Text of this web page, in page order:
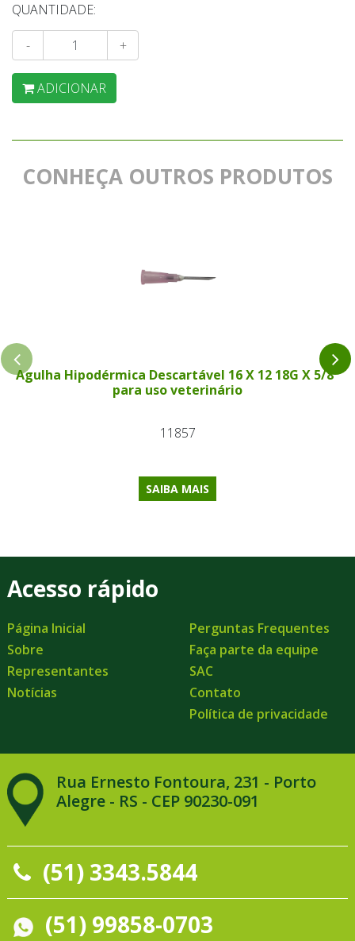
QUANTIDADE:
- +
ADICIONAR
CONHEÇA OUTROS PRODUTOS
Agulha Hipodérmica Descartável 16 X 12 18G X 5/8"
para uso veterinário
11857
SAIBA MAIS
Acesso rápido
Página Inicial
Sobre
Representantes
Notícias
Perguntas Frequentes
Faça parte da equipe
SAC
Contato
Política de privacidade
Rua Ernesto Fontoura, 231 - Porto
Alegre - RS - CEP 90230-091
(51) 3343.5844
(51) 99858-0703